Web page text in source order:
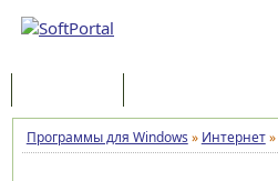
Программы для Windows » Интернет»